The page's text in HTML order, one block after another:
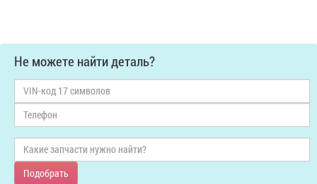
Не можете найти деталь?
Подобрать